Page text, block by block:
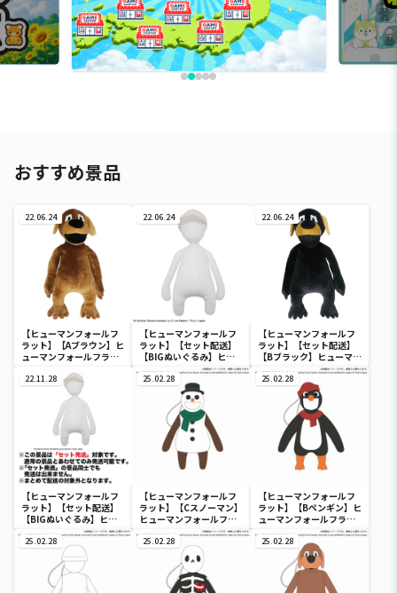
おすすめ景品
22.06.24
【ヒューマンフォールフ
ラット】【Aブラウン】ヒ
ューマンフォールフラッ
ぐるみ
22.06.24
【ヒューマンフォールフ
ラット】【セット配送】
【BIGぬいぐるみ】ヒュ
ーマンフォールフラット
60cm BIGぬいぐるみ
22.06.24
【ヒューマンフォールフ
ラット】【セット配送】
【Bブラック】ヒューマン
フォールフラット50cm
BIGバディぬいぐるみ
22.11.28
【ヒューマンフォールフ
ラット】【セット配送】
【BIGぬいぐるみ】ヒュ
ーマンフォールフラット
60cm BIGぬいぐるみ
25.02.28
【ヒューマンフォールフ
ラット】【Cスノーマン】
ヒューマンフォールフラ
ット ぬいぐるみマスコ
ットvol.1
25.02.28
【ヒューマンフォールフ
ラット】【Bペンギン】ヒ
ューマンフォールフラッ
ト ぬいぐるみマスコッ
トvol.1
25.02.28 25.02.28 25.02.28